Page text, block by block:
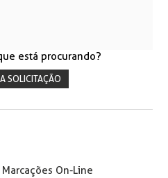
está procurando?
SOLICITAÇÃO
On-Line